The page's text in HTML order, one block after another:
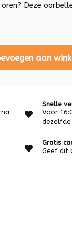
Deze
aan
Snelle
Voor
dezelfde
Gratis
Geef dit